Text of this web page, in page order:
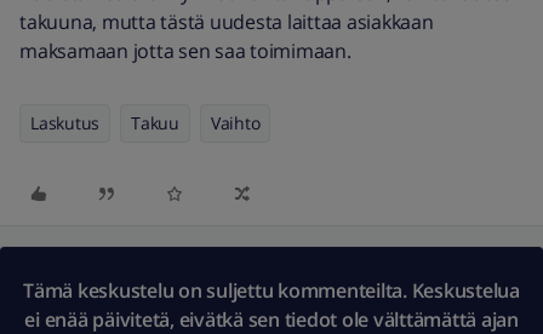
takuuna, mutta tästä uudesta laittaa asiakkaan
maksamaan jotta sen saa toimimaan.
Laskutus Takuu Vaihto
Tämä keskustelu on suljettu kommenteilta. Keskustelua
ei enää päivitetä, eivätkä sen tiedot ole välttämättä ajan